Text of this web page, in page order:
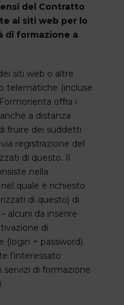
del Contratto
ai siti web per lo
di formazione a
siti web o altre
telematiche (incluse
offra i
a distanza
fruire dei suddetti
registrazione del
di questo. Il
nella
quale è richiesto
di questo) di
alcuni da inserire
di
(login + password)
l’interessato
servizi di formazione